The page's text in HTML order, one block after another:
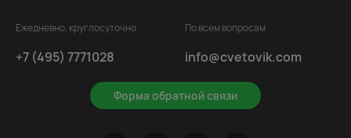
Ежедневно, круглосуточно
+7 (495) 7771028
Форма обратной связи
По всем вопросам
info@cvetovik.com